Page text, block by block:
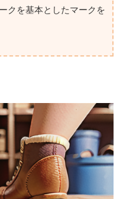
クを基本としたマークを